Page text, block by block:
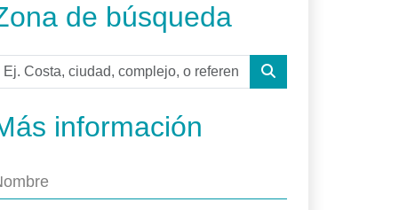
de búsqueda
información